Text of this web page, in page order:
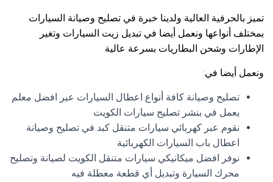
تميز بالحرفية العالية ولدينا خبرة في تصليح وصيانة السيارات
بمختلف أنواعها ونعمل أيضا في تبديل زيت السيارات وتغير
الإطارات وشحن البطاريات بسرعة عالية
ونعمل أيضا في:
تصليح وصيانة كافة أنواع اعطال السيارات عبر افضل معلم
يعمل في بنشر تصليح سيارات الكويت
نقوم عبر كهربائي سيارات متنقل كبد في تصليح وصيانة
اعطال باب السيارات الكهربائية
نوفر افضل ميكانيكي سيارات متنقل الكويت لصيانة وتصليح
محرك السيارة وتبديل أي قطعة معطلة فيه